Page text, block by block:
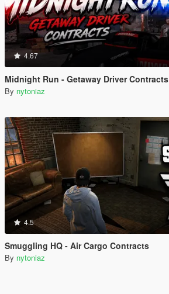
4.67
Midnight Run - Getaway Driver Contracts
By nytoniaz
4.5
Smuggling HQ - Air Cargo Contracts
By nytoniaz